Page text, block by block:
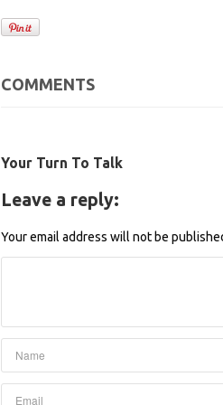
COMMENTS
Your Turn To Talk
Leave a reply:
Your email address will not be